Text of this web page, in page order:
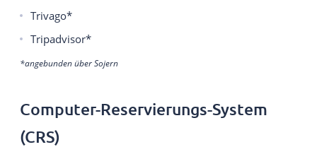
Trivago*
Tripadvisor*
*angebunden über Sojern
Computer-Reservierungs-System
(CRS)